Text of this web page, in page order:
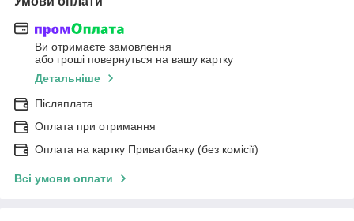
Ви отримаєте замовлення
або гроші повернуться на вашу картку
Детальніше
Післяплата
Оплата при отримання
Оплата на картку Приватбанку (без комісії)
Всі умови оплати